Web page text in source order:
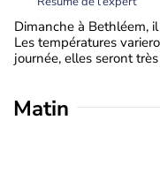
Dimanche à Bethléem,
Les températures
journée, elles seront
Matin